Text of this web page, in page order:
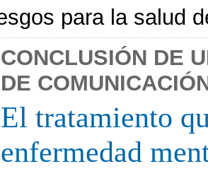
para la salud
CONCLUSIÓN DE
DE
El tratamiento
enfermedad